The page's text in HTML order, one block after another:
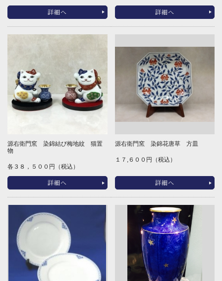
詳細へ 詳細へ
源右衛門窯 染錦結び梅地紋 猫置
物
各３８，５００円（税込）
詳細へ
源右衛門窯 染錦花唐草 方皿
１７,６００円（税込）
詳細へ